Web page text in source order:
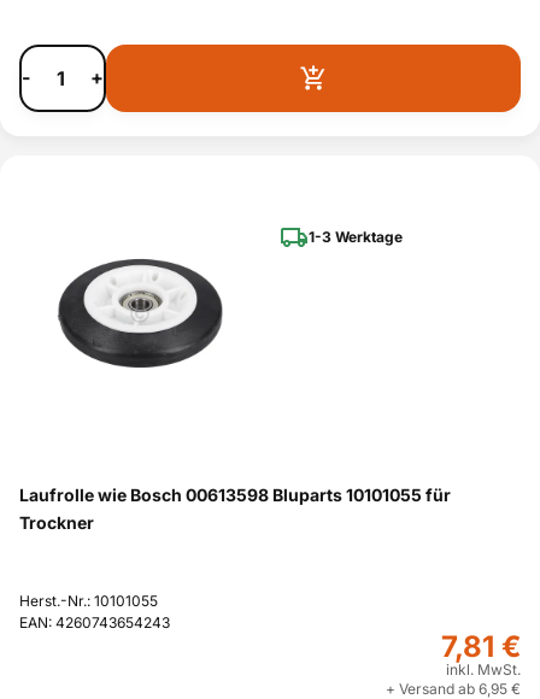
- +
1-3 Werktage
Laufrolle wie Bosch 00613598 Bluparts 10101055 für
Trockner
Herst.-Nr.: 10101055
EAN: 4260743654243
7,81 €
inkl. MwSt.
+ Versand ab 6,95 €